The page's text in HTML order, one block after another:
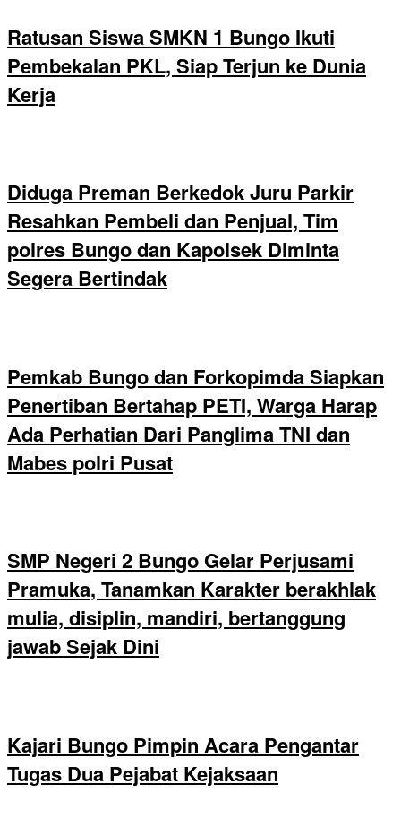
Ratusan Siswa SMKN 1 Bungo Ikuti
Pembekalan PKL, Siap Terjun ke Dunia
Kerja
Diduga Preman Berkedok Juru Parkir
Resahkan Pembeli dan Penjual, Tim
polres Bungo dan Kapolsek Diminta
Segera Bertindak
Pemkab Bungo dan Forkopimda Siapkan
Penertiban Bertahap PETI, Warga Harap
Ada Perhatian Dari Panglima TNI dan
Mabes polri Pusat
SMP Negeri 2 Bungo Gelar Perjusami
Pramuka, Tanamkan Karakter berakhlak
mulia, disiplin, mandiri, bertanggung
jawab Sejak Dini
Kajari Bungo Pimpin Acara Pengantar
Tugas Dua Pejabat Kejaksaan